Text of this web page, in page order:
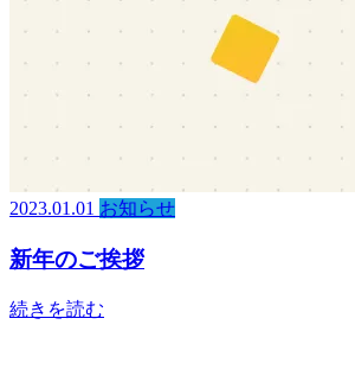
2023.01.01 お知らせ
新年のご挨拶
続きを読む